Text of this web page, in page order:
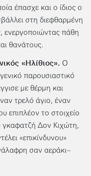
έπασχε και ο ίδιος ο
στη διεφθαρμένη
ενεργοποιώντας πάθη
θανάτους.
«Ηλίθιος». Ο
παρουσιαστικό
με θέρμη και
τρελό άγιο, έναν
επιπλέον το στοιχείο
γκαφατζή Δον Κιχώτη,
«επικίνδυνου»
σαν αεράκι–